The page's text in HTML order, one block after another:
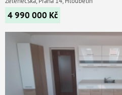
4 990 000 Kč